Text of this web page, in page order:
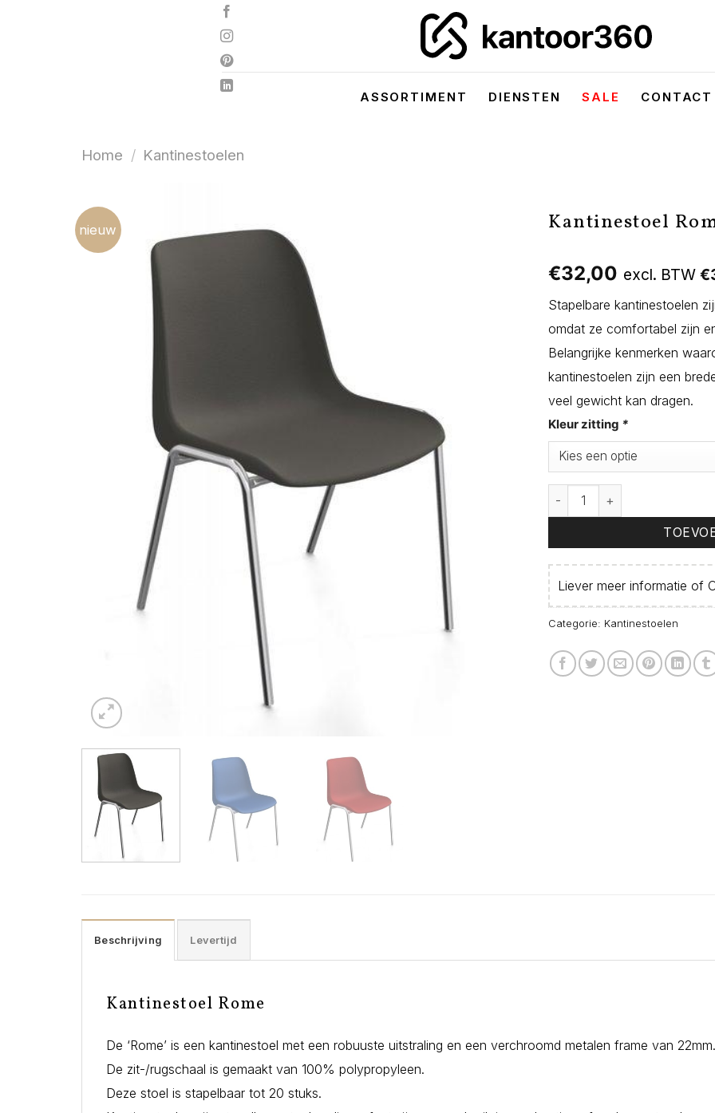
ASSORTIMENT DIENSTEN SALE CONTACT
Home / Kantinestoelen
nieuw Kantinestoel
€32,00 excl. BTW €
Stapelbare kantinestoelen
omdat ze comfortabel zijn
Belangrijke kenmerken
kantinestoelen zijn een
veel gewicht kan dragen.
Kleur zitting *
Kantinestoel Rome aantal
Liever meer informatie of
Categorie: Kantinestoelen
Beschrijving Levertijd
Kantinestoel Rome
De ‘Rome’ is een kantinestoel met een robuuste uitstraling en een verchroomd metalen frame van 22mm.
De zit-/rugschaal is gemaakt van 100% polypropyleen.
Deze stoel is stapelbaar tot 20 stuks.